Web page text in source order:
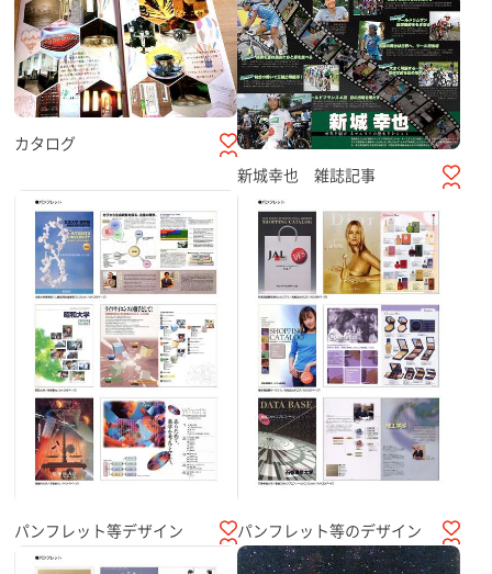
カタログ
新城幸也 雑誌記事
パンフレット等デザイン パンフレット等のデザイン